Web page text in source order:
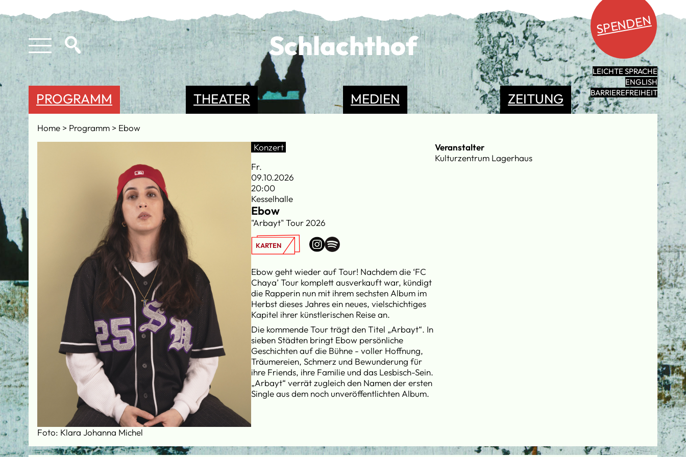
Schlachthof
SPENDEN
LEICHTE SPRACHE
ENGLISH
BARRIEREFREIHEIT
PROGRAMM THEATER MEDIEN ZEITUNG
Home Programm Ebow
Foto: Klara Johanna Michel
Konzert
Fr.
09.10.2026
20:00
Kesselhalle
Ebow
"Arbayt" Tour 2026
KARTEN
Ebow geht wieder auf Tour! Nachdem die ‘FC
Chaya’ Tour komplett ausverkauft war, kündigt
die Rapperin nun mit ihrem sechsten Album im
Herbst dieses Jahres ein neues, vielschichtiges
Kapitel ihrer künstlerischen Reise an.
Die kommende Tour trägt den Titel „Arbayt“. In
sieben Städten bringt Ebow persönliche
Geschichten auf die Bühne - voller Hoffnung,
Träumereien, Schmerz und Bewunderung für
ihre Friends, ihre Familie und das Lesbisch-Sein.
„Arbayt“ verrät zugleich den Namen der ersten
Single aus dem noch unveröffentlichten Album.
Veranstalter
Kulturzentrum Lagerhaus